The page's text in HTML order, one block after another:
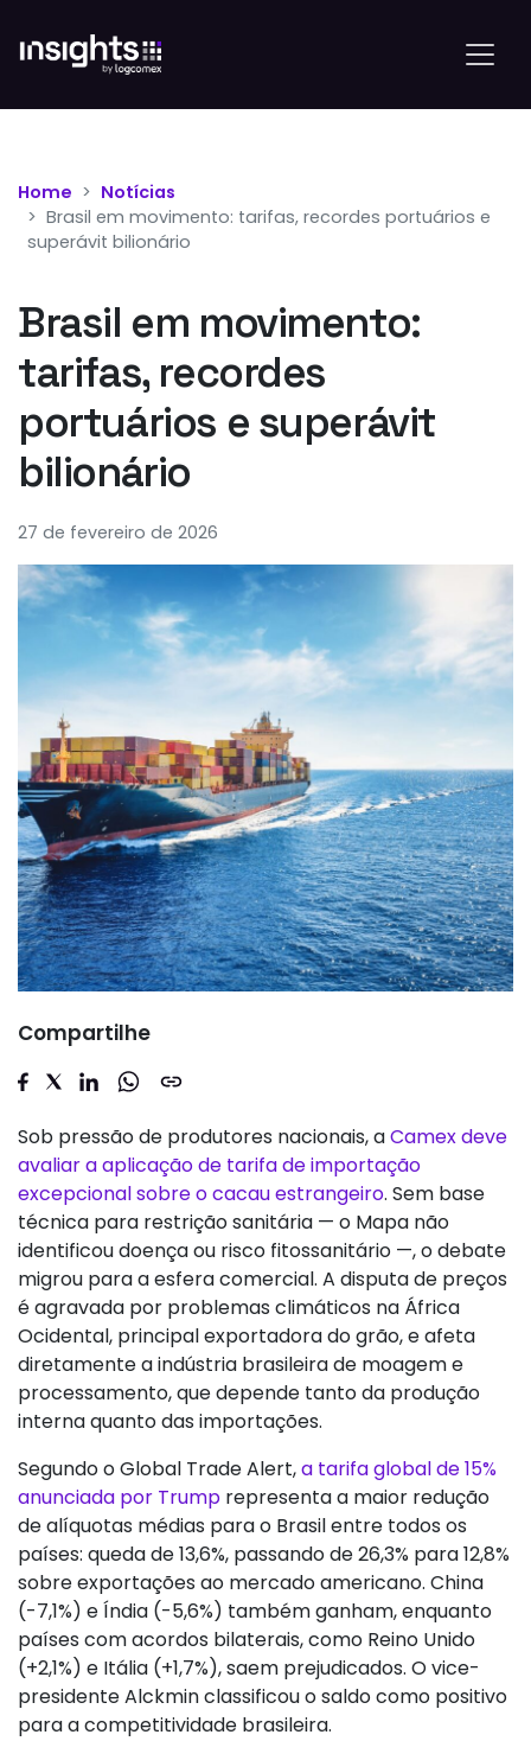
Home
Notícias
Brasil em movimento: tarifas, recordes portuários e
superávit bilionário
Brasil em movimento:
tarifas, recordes
portuários e superávit
bilionário
27 de fevereiro de 2026
Compartilhe
Sob pressão de produtores nacionais, aCamex deve
avaliar a aplicação de tarifa de importação
excepcional sobre o cacau estrangeiro. Sem base
técnica para restrição sanitária — o Mapa não
identificou doença ou risco fitossanitário —, o debate
migrou para a esfera comercial. A disputa de preços
é agravada por problemas climáticos na África
Ocidental, principal exportadora do grão, e afeta
diretamente a indústria brasileira de moagem e
processamento, que depende tanto da produção
interna quanto das importações.
Segundo o Global Trade Alert,a tarifa global de 15%
anunciada por Trump representa a maior redução
de alíquotas médias para o Brasil entre todos os
países: queda de 13,6%, passando de 26,3% para 12,8%
sobre exportações ao mercado americano. China
(-7,1%) e Índia (-5,6%) também ganham, enquanto
países com acordos bilaterais, como Reino Unido
(+2,1%) e Itália (+1,7%), saem prejudicados. O vice-
presidente Alckmin classificou o saldo como positivo
para a competitividade brasileira.